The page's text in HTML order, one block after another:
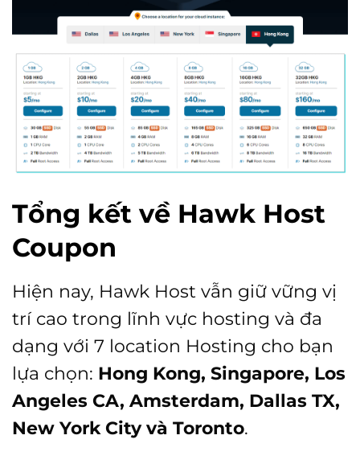
Tổng kết về Hawk Host
Coupon
Hiện nay, Hawk Host vẫn giữ vững vị
trí cao trong lĩnh vực hosting và đa
dạng với 7 location Hosting cho bạn
lựa chọn: Hong Kong, Singapore, Los
Angeles CA, Amsterdam, Dallas TX,
New York City và Toronto.